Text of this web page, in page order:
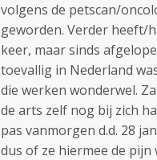
volgens de petscan/
geworden. Verder heeft/
keer, maar sinds
toevallig in Nederland
die werken wonderwel.
de arts zelf nog bij zich
pas vanmorgen d.d. 28
dus of ze hiermee de